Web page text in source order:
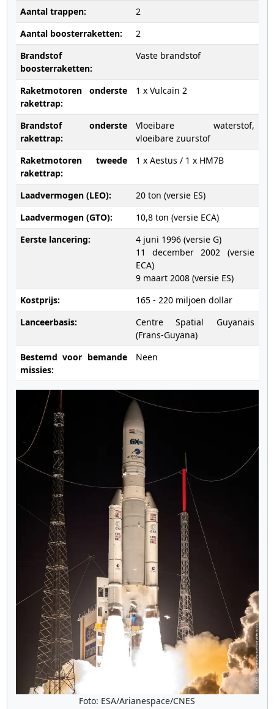
Aantal trappen:
2
Aantal boosterraketten:
2
Brandstof
boosterraketten:
Vaste brandstof
Raketmotoren onderste
rakettrap:
1 x Vulcain 2
Brandstof onderste
rakettrap:
Vloeibare waterstof,
vloeibare zuurstof
Raketmotoren tweede
rakettrap:
1 x Aestus / 1 x HM7B
Laadvermogen (LEO):
20 ton (versie ES)
Laadvermogen (GTO):
10,8 ton (versie ECA)
Eerste lancering:
4 juni 1996 (versie G)
11 december 2002 (versie
ECA)
9 maart 2008 (versie ES)
Kostprijs:
165 - 220 miljoen dollar
Lanceerbasis:
Centre Spatial Guyanais
(Frans-Guyana)
Bestemd voor bemande
missies:
Neen
Foto: ESA/Arianespace/CNES